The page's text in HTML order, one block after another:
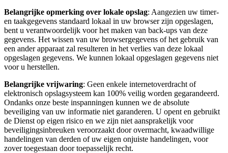
Belangrijke opmerking over lokale opslag: Aangezien uw timer-
en taakgegevens standaard lokaal in uw browser zijn opgeslagen,
bent u verantwoordelijk voor het maken van back-ups van deze
gegevens. Het wissen van uw browsergegevens of het gebruik van
een ander apparaat zal resulteren in het verlies van deze lokaal
opgeslagen gegevens. We kunnen lokaal opgeslagen gegevens niet
voor u herstellen.
Belangrijke vrijwaring: Geen enkele internetoverdracht of
elektronisch opslagsysteem kan 100% veilig worden gegarandeerd.
Ondanks onze beste inspanningen kunnen we de absolute
beveiliging van uw informatie niet garanderen. U opent en gebruikt
de Dienst op eigen risico en we zijn niet aansprakelijk voor
beveiligingsinbreuken veroorzaakt door overmacht, kwaadwillige
handelingen van derden of uw eigen onjuiste handelingen, voor
zover toegestaan door toepasselijk recht.